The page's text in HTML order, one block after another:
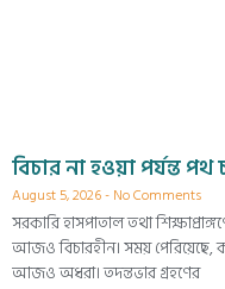
বিচার না হওয়া পর্যন্ত পথ
August 5, 2026 No Comments
সরকারি হাসপাতাল তথা
আজও বিচারহীন। সময় পেরিয়েছে,
আজও অধরা। তদন্তভার গ্রহণের